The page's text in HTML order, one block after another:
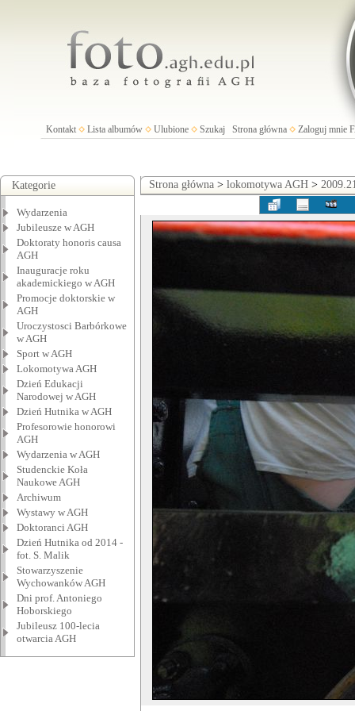
Kontakt Lista albumów Ulubione Szukaj Strona główna Zaloguj mnie
Kategorie
Wydarzenia
Jubileusze w AGH
Doktoraty honoris causa
AGH
Inauguracje roku
akademickiego w AGH
Promocje doktorskie w
AGH
Uroczystosci Barbórkowe
w AGH
Sport w AGH
Lokomotywa AGH
Dzień Edukacji
Narodowej w AGH
Dzień Hutnika w AGH
Profesorowie honorowi
AGH
Wydarzenia w AGH
Studenckie Koła
Naukowe AGH
Archiwum
Wystawy w AGH
Doktoranci AGH
Dzień Hutnika od 2014 -
fot. S. Malik
Stowarzyszenie
Wychowanków AGH
Dni prof. Antoniego
Hoborskiego
Jubileusz 100-lecia
otwarcia AGH
Strona główna > lokomotywa AGH >